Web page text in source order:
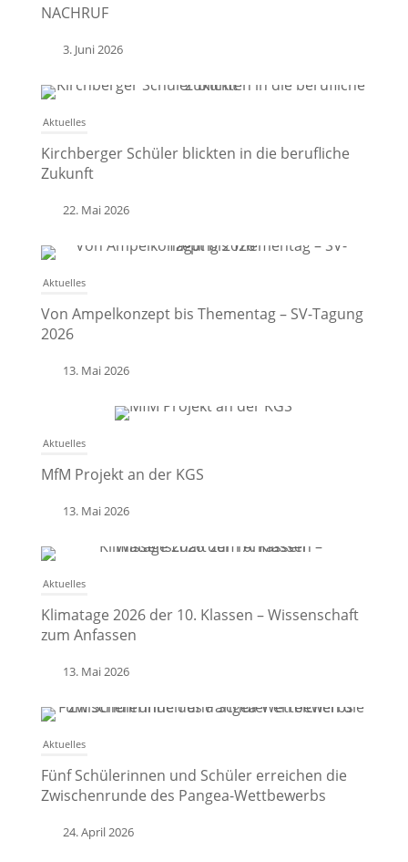
NACHRUF
3. Juni 2026
Aktuelles
Kirchberger Schüler blickten in die berufliche
Zukunft
22. Mai 2026
Aktuelles
Von Ampelkonzept bis Thementag – SV-Tagung
2026
13. Mai 2026
Aktuelles
MfM Projekt an der KGS
13. Mai 2026
Aktuelles
Klimatage 2026 der 10. Klassen – Wissenschaft
zum Anfassen
13. Mai 2026
Aktuelles
Fünf Schülerinnen und Schüler erreichen die
Zwischenrunde des Pangea-Wettbewerbs
24. April 2026